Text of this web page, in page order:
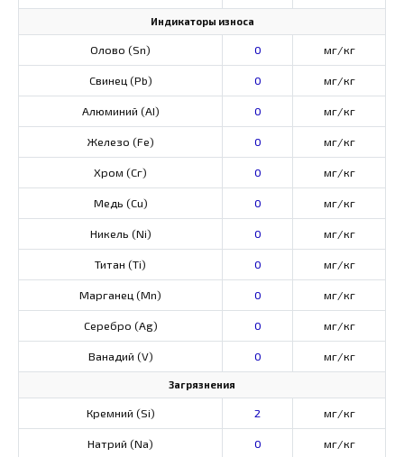
Индикаторы износа
Олово (Sn) 0 мг/кг
Свинец (Pb) 0 мг/кг
Алюминий (AI) 0 мг/кг
Железо (Fe) 0 мг/кг
Хром (Сг) 0 мг/кг
Медь (Cu) 0 мг/кг
Никель (Ni) 0 мг/кг
Титан (Ti) 0 мг/кг
Марганец (Mn) 0 мг/кг
Серебро (Ag) 0 мг/кг
Ванадий (V) 0 мг/кг
Загрязнения
Кремний (Si) 2 мг/кг
Натрий (Na) 0 мг/кг